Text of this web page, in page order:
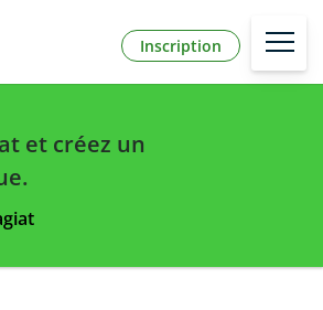
Inscription
et créez un